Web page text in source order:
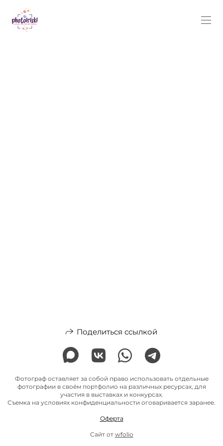
Поделиться ссылкой
Фотограф оставляет за собой право использовать отдельные
фотографии в своём портфолио на различных ресурсах, для
участия в выставках и конкурсах.
Съемка на условиях конфиденциальности оговаривается заранее.
Оферта
Сайт от wfolio